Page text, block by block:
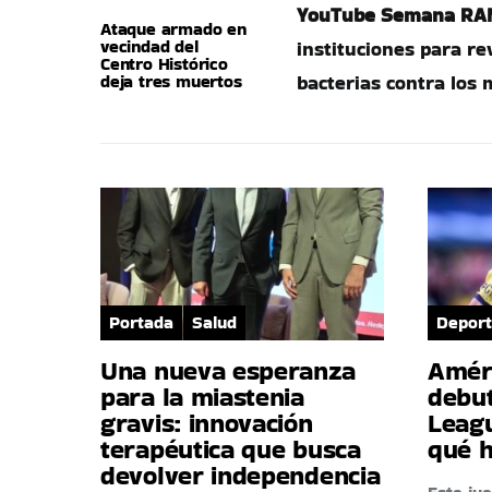
Ataque armado en
vecindad del
Centro Histórico
deja tres muertos
YouTube Semana
instituciones para
bacterias contra los
Portada Salud
Una nueva esperanza
para la miastenia
gravis: innovación
terapéutica que busca
devolver independencia
qué